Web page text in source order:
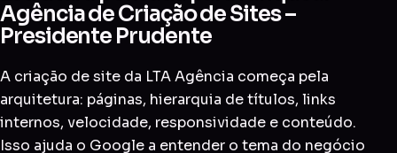
Agência de Criação de Sites –
Presidente Prudente
A criação de site da LTA Agência começa pela
arquitetura: páginas, hierarquia de títulos, links
internos, velocidade, responsividade e conteúdo.
Isso ajuda o Google a entender o tema do negócio